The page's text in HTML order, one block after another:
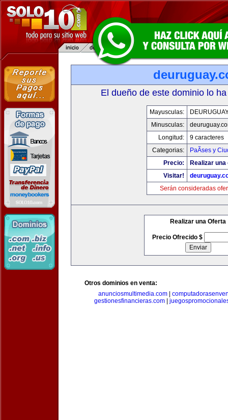
El dueño de este dominio lo
Mayusculas:
Minusculas:
Longitud:
9 caracteres
Categorias:
PaÃ­ses y
Precio:
Realizar
Visitar!
Serán consideradas
Realizar una Oferta
Precio Ofrecido $
Otros dominios en venta:
anunciosmultimedia.com
gestionesfinancieras.com